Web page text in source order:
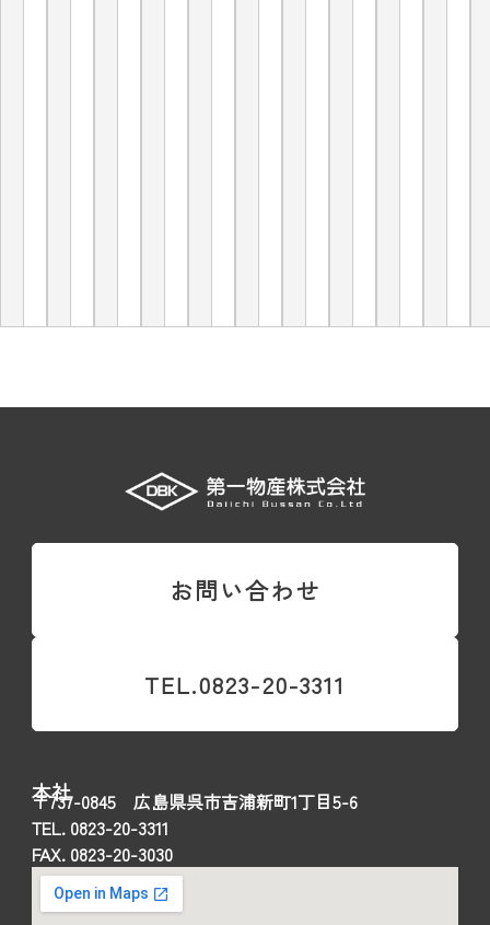
お問い合わせ
TEL.0823-20-3311
本社
〒737-0845 広島県呉市吉浦新町1丁目5-6
TEL. 0823-20-3311
FAX. 0823-20-3030